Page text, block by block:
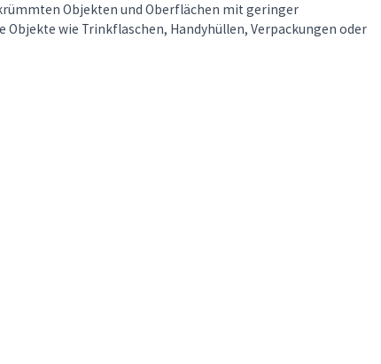
Objekten und Oberflächen mit geringer
wie Trinkflaschen, Handyhüllen, Verpackungen oder